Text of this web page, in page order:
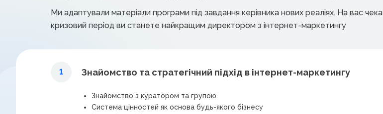
Ми адаптували матеріали програми під завдання керівника нових реаліях. На вас
кризовий період ви станете найкращим директором з інтернет-маркетингу
1 Знайомство та стратегічний підхід в інтернет-маркетингу
Знайомство з куратором та групою
Система цінностей як основа будь-якого бізнесу